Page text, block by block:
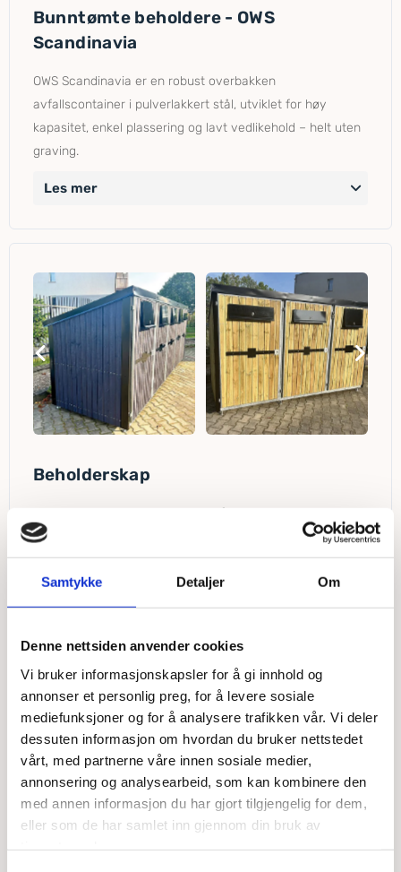
Samtykke Detaljer Om
Denne nettsiden anvender cookies
Vi bruker informasjonskapsler for å gi innhold og
annonser et personlig preg, for å levere sosiale
mediefunksjoner og for å analysere trafikken vår. Vi deler
dessuten informasjon om hvordan du bruker nettstedet
vårt, med partnerne våre innen sosiale medier,
annonsering og analysearbeid, som kan kombinere den
med annen informasjon du har gjort tilgjengelig for dem,
eller som de har samlet inn gjennom din bruk av
Bunntømte beholdere - OWS
Scandinavia
OWS Scandinavia er en robust overbakken
avfallscontainer i pulverlakkert stål, utviklet for høy
kapasitet, enkel plassering og lavt vedlikehold – helt uten
graving.
Les mer
Beholderskap
Skandinaviske skap beskytter avfallsbeholdere og gir et
ryddig, værbestandig og tilpasningsdyktig alternativ til
tradisjonelle avfallsskur.